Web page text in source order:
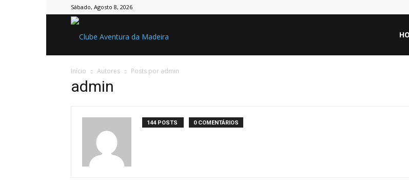
Sábado, Agosto 8, 2026
Aventura
da
Início Autores Posts por admin
admin
144 POSTS 0 COMENTÁRIOS